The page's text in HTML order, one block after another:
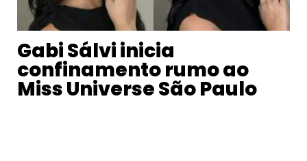
Gabi Sálvi inicia
confinamento rumo ao
Miss Universe São Paulo